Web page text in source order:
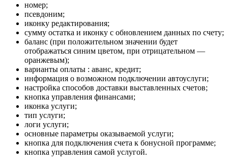
номер;
псевдоним;
иконку редактирования;
сумму остатка и иконку с обновлением данных по счету;
баланс (при положительном значении будет
отображаться синим цветом, при отрицательном —
оранжевым);
варианты оплаты : аванс, кредит;
информация о возможном подключении автоуслуги;
настройка способов доставки выставленных счетов;
кнопка управления финансами;
иконка услуги;
тип услуги;
логи услуги;
основные параметры оказываемой услуги;
кнопка для подключения счета к бонусной программе;
кнопка управления самой услугой.